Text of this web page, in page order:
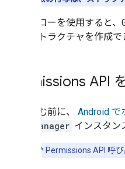
権限フローを使用すると、
ーがストラクチャを作成で
Permissions API
先に進む前に、 Android で
homeManager インスタン
**ヒント:** Permissions API 呼